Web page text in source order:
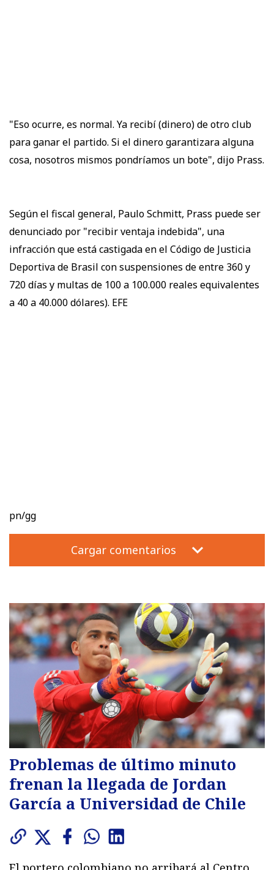
"Eso ocurre, es normal. Ya recibí (dinero) de otro club
para ganar el partido. Si el dinero garantizara alguna
cosa, nosotros mismos pondríamos un bote", dijo Prass.
Según el fiscal general, Paulo Schmitt, Prass puede ser
denunciado por "recibir ventaja indebida", una
infracción que está castigada en el Código de Justicia
Deportiva de Brasil con suspensiones de entre 360 y
720 días y multas de 100 a 100.000 reales equivalentes
a 40 a 40.000 dólares). EFE
pn/gg
Cargar comentarios
Problemas de último minuto
frenan la llegada de Jordan
García a Universidad de Chile